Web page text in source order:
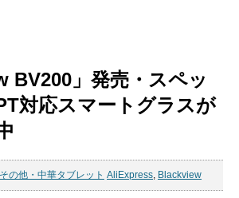
BV200」発売・スペッ
対応スマートグラスが
その他・中華タブレット AliExpress, Blackview